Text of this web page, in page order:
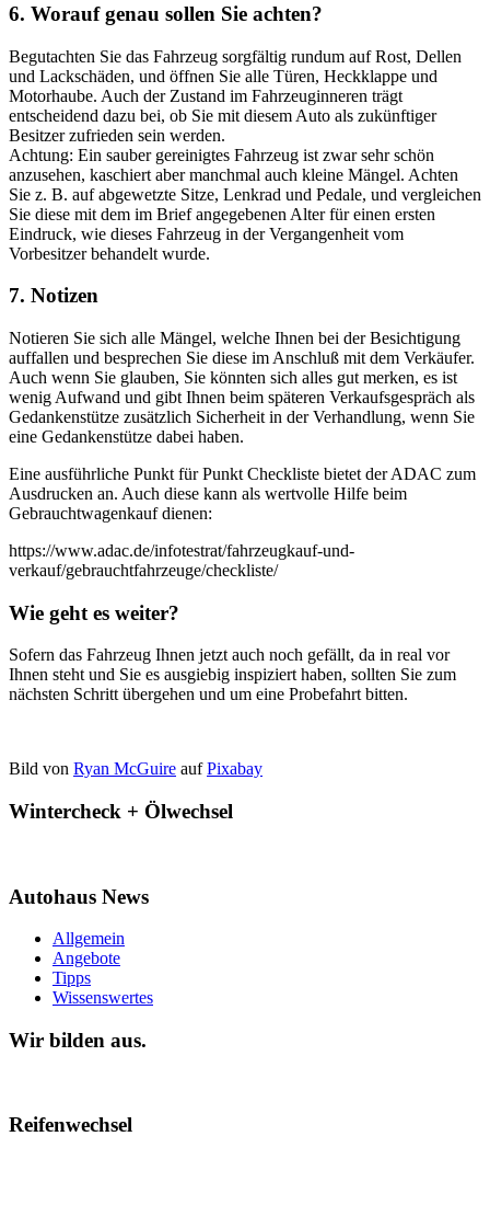
6. Worauf genau sollen Sie achten?
Begutachten Sie das Fahrzeug sorgfältig rundum auf Rost, Dellen
und Lackschäden, und öffnen Sie alle Türen, Heckklappe und
Motorhaube. Auch der Zustand im Fahrzeuginneren trägt
entscheidend dazu bei, ob Sie mit diesem Auto als zukünftiger
Besitzer zufrieden sein werden.
Achtung: Ein sauber gereinigtes Fahrzeug ist zwar sehr schön
anzusehen, kaschiert aber manchmal auch kleine Mängel. Achten
Sie z. B. auf abgewetzte Sitze, Lenkrad und Pedale, und vergleichen
Sie diese mit dem im Brief angegebenen Alter für einen ersten
Eindruck, wie dieses Fahrzeug in der Vergangenheit vom
Vorbesitzer behandelt wurde.
7. Notizen
Notieren Sie sich alle Mängel, welche Ihnen bei der Besichtigung
auffallen und besprechen Sie diese im Anschluß mit dem Verkäufer.
Auch wenn Sie glauben, Sie könnten sich alles gut merken, es ist
wenig Aufwand und gibt Ihnen beim späteren Verkaufsgespräch als
Gedankenstütze zusätzlich Sicherheit in der Verhandlung, wenn Sie
eine Gedankenstütze dabei haben.
Eine ausführliche Punkt für Punkt Checkliste bietet der ADAC zum
Ausdrucken an. Auch diese kann als wertvolle Hilfe beim
Gebrauchtwagenkauf dienen:
https://www.adac.de/infotestrat/fahrzeugkauf-und-
verkauf/gebrauchtfahrzeuge/checkliste/
Wie geht es weiter?
Sofern das Fahrzeug Ihnen jetzt auch noch gefällt, da in real vor
Ihnen steht und Sie es ausgiebig inspiziert haben, sollten Sie zum
nächsten Schritt übergehen und um eine Probefahrt bitten.
Bild von Ryan McGuire aufPixabay
Wintercheck + Ölwechsel
Autohaus News
Allgemein
Angebote
Tipps
Wissenswertes
Wir bilden aus.
Reifenwechsel